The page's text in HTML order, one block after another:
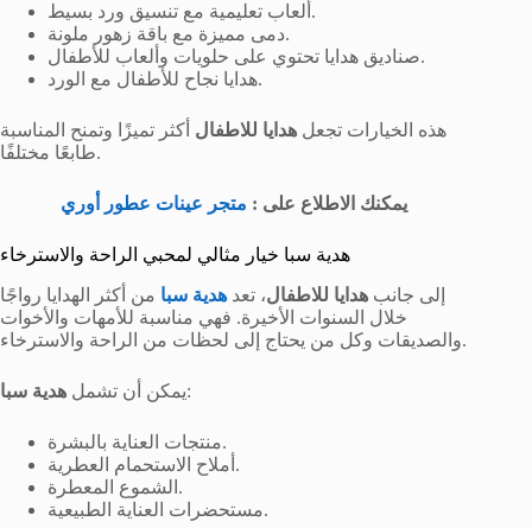
ألعاب تعليمية مع تنسيق ورد بسيط.
دمى مميزة مع باقة زهور ملونة.
صناديق هدايا تحتوي على حلويات وألعاب للأطفال.
هدايا نجاح للأطفال مع الورد.
هذه الخيارات تجعل هدايا للاطفال أكثر تميزًا وتمنح المناسبة
طابعًا مختلفًا.
يمكنك الاطلاع على : متجر عينات عطور أوري
هدية سبا خيار مثالي لمحبي الراحة والاسترخاء
إلى جانب هدايا للاطفال، تعد هدية سبا من أكثر الهدايا رواجًا
خلال السنوات الأخيرة. فهي مناسبة للأمهات والأخوات
والصديقات وكل من يحتاج إلى لحظات من الراحة والاسترخاء.
يمكن أن تشمل هدية سبا :
منتجات العناية بالبشرة.
أملاح الاستحمام العطرية.
الشموع المعطرة.
مستحضرات العناية الطبيعية.